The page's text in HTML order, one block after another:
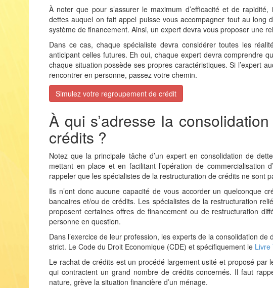
À noter que pour s’assurer le maximum d’efficacité et de
dettes auquel on fait appel puisse vous accompagner tout au
système de financement. Ainsi, un expert devra vous proposer une
Dans ce cas, chaque spécialiste devra considérer toutes les
anticipant celles futures. Eh oui, chaque expert devra comprendre
chaque situation possède ses propres caractéristiques. Si l’expert
rencontrer en personne, passez votre chemin.
Simulez votre regroupement de crédit
À qui s’adresse la
crédits ?
Notez que la principale tâche d’un expert en consolidation de
mettant en place et en facilitant l’opération de commercialisation
rappeler que les spécialistes de la restructuration de crédits ne sont
Ils n’ont donc aucune capacité de vous accorder un quelconque
bancaires et/ou de crédits. Les spécialistes de la restructuration
proposent certaines offres de financement ou de restructuration
personne en question.
Dans l’exercice de leur profession, les experts de la consolidation
strict. Le Code du Droit Economique (CDE) et spécifiquement le Livre
Le rachat de crédits est un procédé largement usité et proposé par
qui contractentun grand nombre de créditsconcernés. Il faut
nature, grève la situation financière d’un ménage.